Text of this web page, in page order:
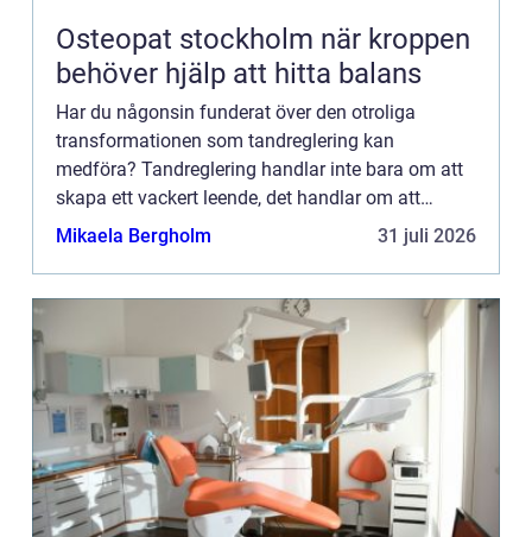
Osteopat stockholm när kroppen
behöver hjälp att hitta balans
Har du någonsin funderat över den otroliga
transformationen som tandreglering kan
medföra? Tandreglering handlar inte bara om att
skapa ett vackert leende, det handlar om att
förändra liv. I denna artikel ska vi utforska den...
Mikaela Bergholm 31 juli 2026